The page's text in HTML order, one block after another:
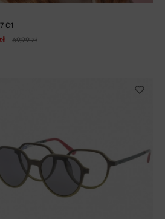
C1
69,99 zł